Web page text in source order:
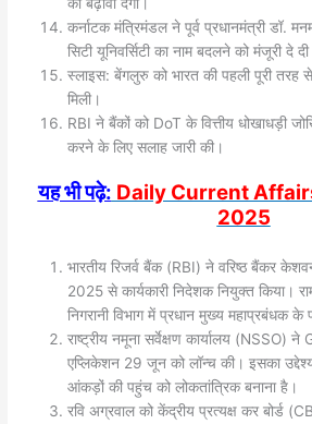
कर्नाटक मंत्रिमंडल ने पूर्व प्रधानमंत्री डॉ.
सिटी यूनिवर्सिटी का नाम बदलने को मंजूरी दे
स्लाइस: बेंगलुरु को भारत की पहली पूरी तरह
मिली।
RBI ने बैंकों को DoT के वित्तीय धोखाधड़ी
करने के लिए सलाह जारी की।
यह भी पढ़े: Daily Current
2025
भारतीय रिजर्व बैंक (RBI) ने वरिष्ठ बैंकर
2025 से कार्यकारी निदेशक नियुक्त किया।
निगरानी विभाग में प्रधान मुख्य महाप्रबंधक के
राष्ट्रीय नमूना सर्वेक्षण कार्यालय (NSSO)
एप्लिकेशन 29 जून को लॉन्च की। इसका
आंकड़ों की पहुंच को लोकतांत्रिक बनाना है।
रवि अग्रवाल को केंद्रीय प्रत्यक्ष कर बोर्ड